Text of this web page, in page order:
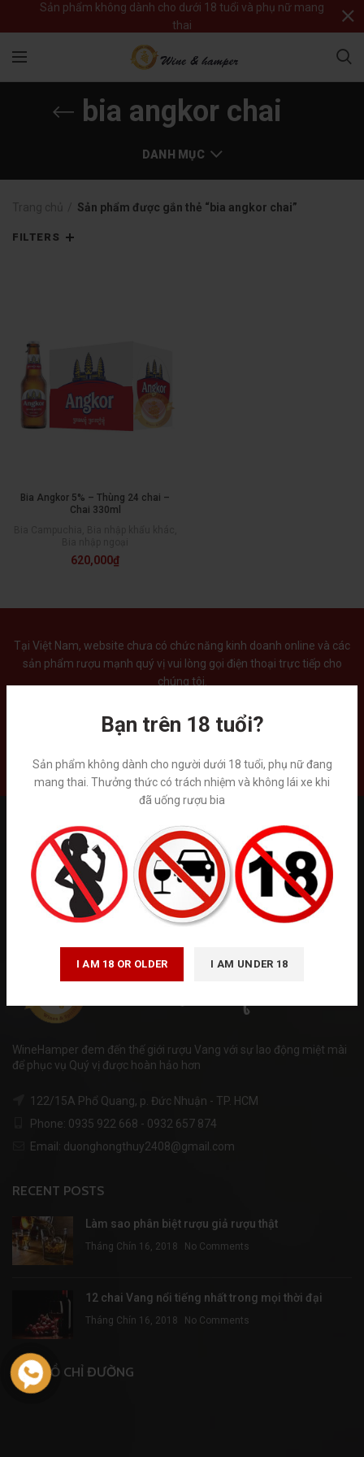
Bạn trên 18 tuổi?
Sản phẩm không dành cho người dưới 18 tuổi, phụ nữ đang
mang thai. Thưởng thức có trách nhiệm và không lái xe khi
đã uống rượu bia
I AM 18 OR OLDER I AM UNDER 18
bia angkor chai
DANH MỤC
Sản phẩm được gắn thẻ “bia angkor chai”
FILTERS
Bia Angkor 5% – Thùng 24 chai –
Chai 330ml
620,000₫
Tại Việt Nam, website chưa có chức năng kinh doanh online và các
sản phẩm rượu mạnh quý vị vui lòng gọi điện thoại trực tiếp cho
chúng tôi.
Liên hệ
Tuân thủ Nghị định số 185/2013/NĐ-CP của Chính phủ và luật
quảng cáo số 16/2012/QH13 về kinh doanh bán hàng qua mạng.
Winehamper là trang thông tin chia sẻ kiến thức về rượu ngoại hoạt
động phi lơi nhuận. Chúng tôi không kinh doanh trực tiếp bán trên
internet. Vui lòng đến trực tiếp đến các cửa hàng và hệ thống siêu
thị rượu ngoại hoặc gọi tới số hotline để được tư vấn. ( giá trên
website chỉ mang tính chất tham khảo)
WineHamper đem đến thế giới rượu Vang với sự lao động miệt mài
để phục vụ Quý vị được hoàn hảo hơn
122/15A Phổ Quang, p. Đức Nhuận - TP. HCM
Phone: 0935 922 668 - 0932 657 874
Email: duonghongthuy2408@gmail.com
RECENT POSTS
Làm sao phân biệt rượu giả rượu thật
Tháng Chín 16, 2018 No Comments
12 chai Vang nổi tiếng nhất trong mọi thời đại
Tháng Chín 16, 2018 No Comments
BẢN ĐỒ CHỈ ĐƯỜNG
Sản phẩm không dành cho dưới 18 tuổi và phụ nữ mang
thai